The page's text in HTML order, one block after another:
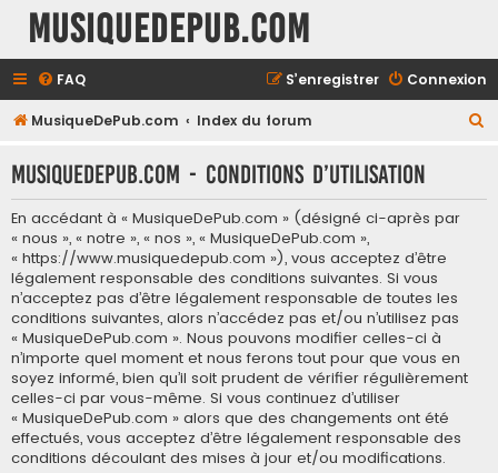
MusiqueDePub.com
FAQ Connexion
S’enregistrer
MusiqueDePub.com Index du forum
h
MusiqueDePub.com - Conditions d’utilisation
En accédant à « MusiqueDePub.com » (désigné ci-après par
« nous », « notre », « nos », « MusiqueDePub.com »,
« https://www.musiquedepub.com »), vous acceptez d’être
légalement responsable des conditions suivantes. Si vous
n’acceptez pas d’être légalement responsable de toutes les
conditions suivantes, alors n’accédez pas et/ou n’utilisez pas
« MusiqueDePub.com ». Nous pouvons modifier celles-ci à
n’importe quel moment et nous ferons tout pour que vous en
soyez informé, bien qu’il soit prudent de vérifier régulièrement
celles-ci par vous-même. Si vous continuez d’utiliser
« MusiqueDePub.com » alors que des changements ont été
effectués, vous acceptez d’être légalement responsable des
conditions découlant des mises à jour et/ou modifications.